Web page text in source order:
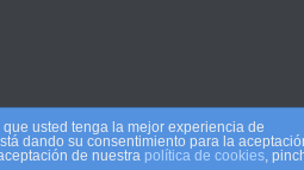
usted tenga la mejor experiencia de
dando su consentimiento para la
de nuestra política de cookies,